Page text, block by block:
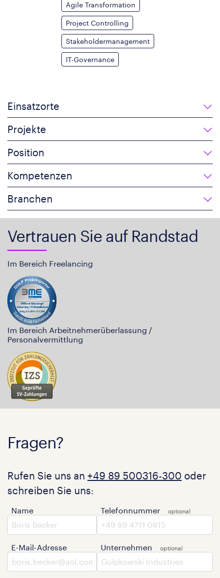
Agile Transformation
Project Controlling
Stakeholdermanagement
IT-Governance
Einsatzorte
Projekte
Position
Kompetenzen
Branchen
Vertrauen Sie auf Randstad
Im Bereich Freelancing
Im Bereich Arbeitnehmerüberlassung /
Personalvermittlung
Fragen?
Rufen Sie uns an +49 89 500316-300 oder
schreiben Sie uns:
Name
E-Mail-Adresse
Telefonnummer
Unternehmen